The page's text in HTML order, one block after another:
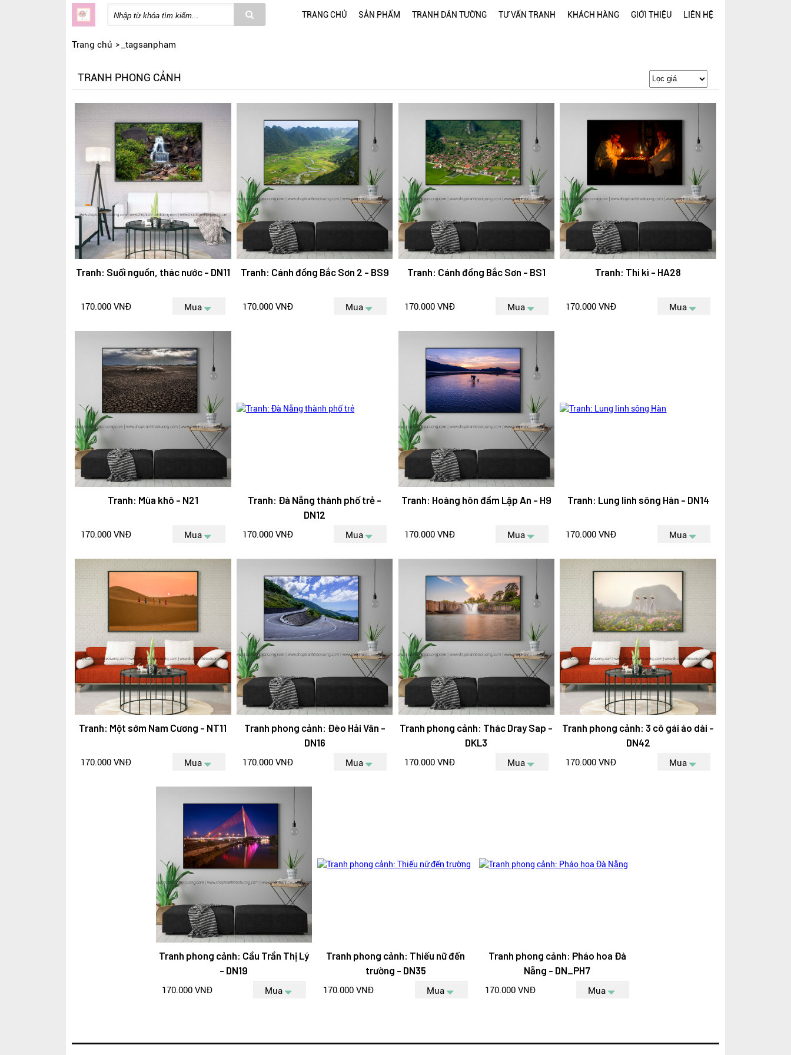
TRANG CHỦ SẢN PHẨM TRANH DÁN TƯỜNG TƯ VẤN TRANH KHÁCH HÀNG GIỚI THIỆU LIÊN HỆ
Trang chủ _tagsanpham
TRANH PHONG CẢNH
Tranh: Suối nguồn, thác nước - DN11
170.000 VNĐ Mua
Tranh: Cánh đồng Bắc Sơn 2 - BS9
170.000 VNĐ Mua
Tranh: Cánh đồng Bắc Sơn - BS1
170.000 VNĐ Mua
Tranh: Thi kì - HA28
170.000 VNĐ Mua
Tranh: Mùa khô - N21
170.000 VNĐ Mua
Tranh: Đà Nẵng thành phố trẻ -
DN12
170.000 VNĐ Mua
Tranh: Hoàng hôn đầm Lập An - H9
170.000 VNĐ Mua
Tranh: Lung linh sông Hàn - DN14
170.000 VNĐ Mua
Tranh: Một sớm Nam Cương - NT11
170.000 VNĐ Mua
Tranh phong cảnh: Đèo Hải Vân -
DN16
170.000 VNĐ Mua
Tranh phong cảnh: Thác Dray Sap -
DKL3
170.000 VNĐ Mua
Tranh phong cảnh: 3 cô gái áo dài -
DN42
170.000 VNĐ Mua
Tranh phong cảnh: Cầu Trần Thị Lý
- DN19
170.000 VNĐ Mua
Tranh phong cảnh: Thiếu nữ đến
trường - DN35
170.000 VNĐ Mua
Tranh phong cảnh: Pháo hoa Đà
Nẵng - DN_PH7
170.000 VNĐ Mua